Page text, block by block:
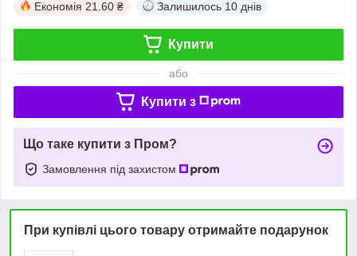
Економія 21.60 ₴ Залишилось 10 днів
Купити
або
Купити з
Що таке купити з Пром?
Замовлення під захистом
При купівлі цього товару отримайте подарунок